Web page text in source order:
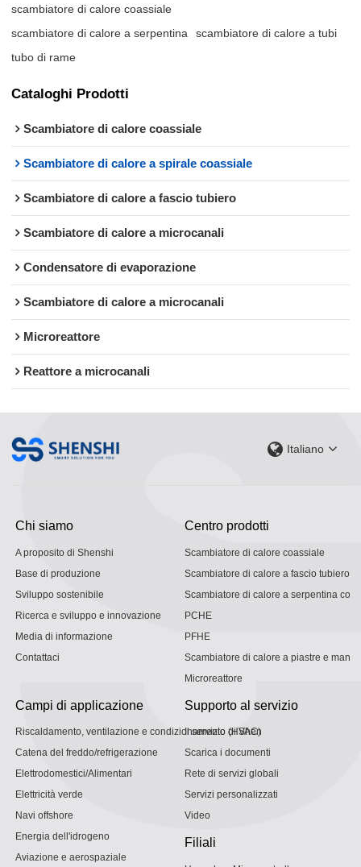
scambiatore di calore coassiale
scambiatore di calore a serpentina
scambiatore di calore a tubi
tubo di rame
Cataloghi Prodotti
Scambiatore di calore coassiale
Scambiatore di calore a spirale coassiale
Scambiatore di calore a fascio tubiero
Scambiatore di calore a microcanali
Condensatore di evaporazione
Scambiatore di calore a microcanali
Microreattore
Reattore a microcanali
Italiano
Chi siamo
A proposito di Shenshi
Base di produzione
Sviluppo sostenibile
Ricerca e sviluppo e innovazione
Media di informazione
Contattaci
Centro prodotti
Scambiatore di calore coassiale
Scambiatore di calore a fascio tubiero
Scambiatore di calore a serpentina con
PCHE
PFHE
Scambiatore di calore a piastre e
Microreattore
Campi di applicazione
Riscaldamento, ventilazione e condizionamento (HVAC)
Catena del freddo/refrigerazione
Elettrodomestici/Alimentari
Elettricità verde
Navi offshore
Energia dell'idrogeno
Aviazione e aerospaziale
Supporto al servizio
Il servizio di Shen
Scarica i documenti
Rete di servizi globali
Servizi personalizzati
Video
Filiali